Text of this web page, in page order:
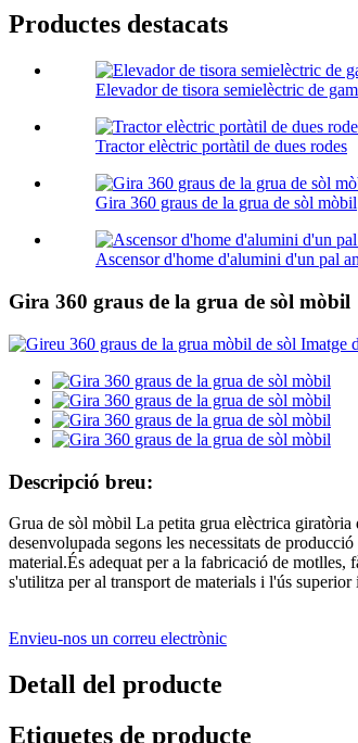
Productes destacats
Elevador de tisora ​​semielèctric de
Tractor elèctric portàtil de dues rodes
Gira 360 graus de la grua de sòl mòbil
Ascensor d'home d'alumini d'un pal
Gira 360 graus de la grua de sòl mòbil
Descripció breu:
Grua de sòl mòbil La petita grua elèctrica
desenvolupada segons les necessitats de
material.És adequat per a la fabricació de
s'utilitza per al transport de materials i l'ús
Envieu-nos un correu electrònic
Detall del producte
Etiquetes de producte